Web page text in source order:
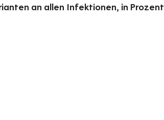
an allen Infektionen, in Prozent